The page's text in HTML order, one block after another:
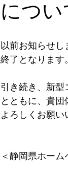
につい
以前お知らせし
終了となります
引き続き、新
とともに、貴
よろしくお願い
＜静岡県ホーム